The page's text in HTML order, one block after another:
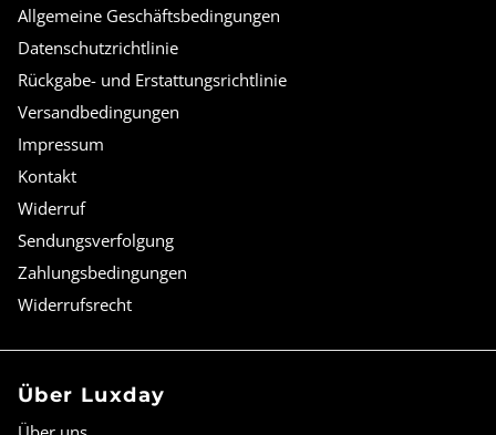
Allgemeine Geschäftsbedingungen
Datenschutzrichtlinie
Rückgabe- und Erstattungsrichtlinie
Versandbedingungen
Impressum
Kontakt
Widerruf
Sendungsverfolgung
Zahlungsbedingungen
Widerrufsrecht
Über Luxday